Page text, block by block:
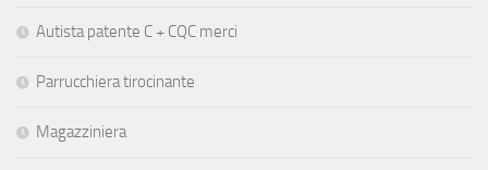
Autista patente C + CQC merci
Parrucchiera tirocinante
Magazziniera